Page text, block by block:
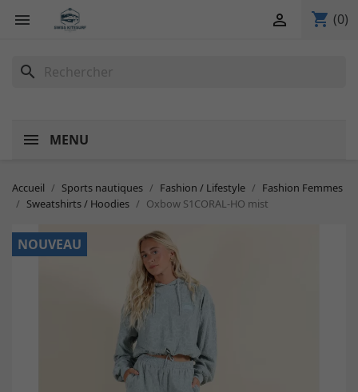
 shopping_cart (0)

search
MENU
Accueil Sports nautiques Fashion / Lifestyle
Fashion Femmes
Sweatshirts / Hoodies
Oxbow S1CORAL-HO mist
NOUVEAU